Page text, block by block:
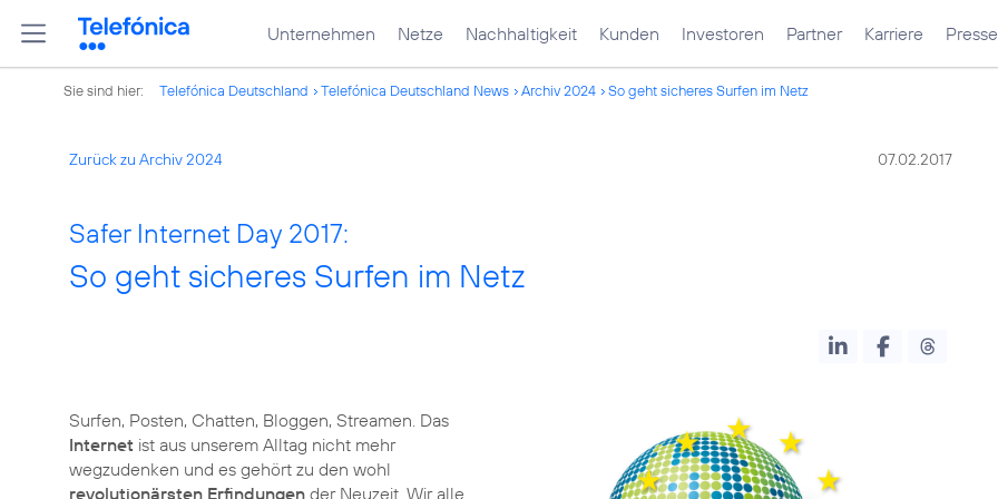
Unternehmen Netze Nachhaltigkeit Kunden Investoren Partner Karriere Presse
Sie sind hier: Telefónica Deutschland Telefónica Deutschland News Archiv 2024 So geht sicheres Surfen im Netz
Zurück zu Archiv 2024 07.02.2017
Safer Internet Day 2017:
So geht sicheres Surfen im Netz
Surfen, Posten, Chatten, Bloggen, Streamen. Das
Internet ist aus unserem Alltag nicht mehr
wegzudenken und es gehört zu den wohl
revolutionärsten Erfindungen der Neuzeit. Wir alle